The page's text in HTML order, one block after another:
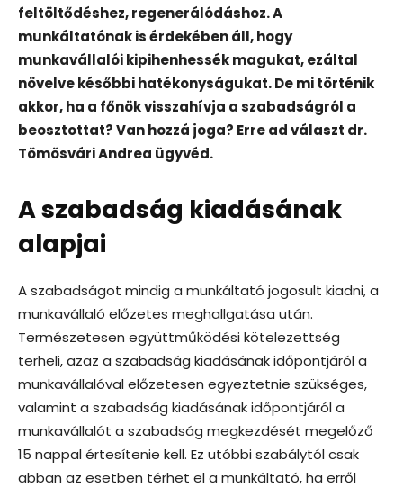
feltöltődéshez, regenerálódáshoz. A
munkáltatónak is érdekében áll, hogy
munkavállalói kipihenhessék magukat, ezáltal
növelve későbbi hatékonyságukat. De mi történik
akkor, ha a főnök visszahívja a szabadságról a
beosztottat? Van hozzá joga? Erre ad választ dr.
Tömösvári Andrea ügyvéd.
A szabadság kiadásának
alapjai
A szabadságot mindig a munkáltató jogosult kiadni, a
munkavállaló előzetes meghallgatása után.
Természetesen együttműködési kötelezettség
terheli, azaz a szabadság kiadásának időpontjáról a
munkavállalóval előzetesen egyeztetnie szükséges,
valamint a szabadság kiadásának időpontjáról a
munkavállalót a szabadság megkezdését megelőző
15 nappal értesítenie kell. Ez utóbbi szabálytól csak
abban az esetben térhet el a munkáltató, ha erről